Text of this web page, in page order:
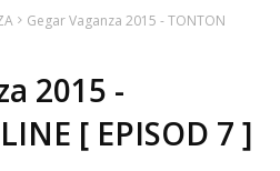
Gegar Vaganza 2015 - TONTON
2015 -
[ EPISOD 7 ]